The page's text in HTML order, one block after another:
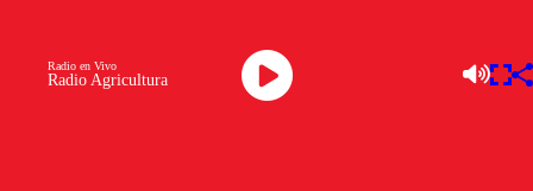
medidas concretas para enfrentar la situación.
Radio Agricultura
Radio en Vivo